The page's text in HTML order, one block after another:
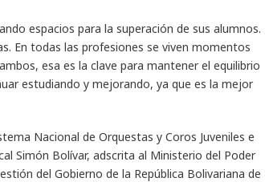
espacios para la superación de sus alumnos.
En todas las profesiones se viven momentos
esa es la clave para mantener el equilibrio
estudiando y mejorando, ya que es la mejor
Nacional de Orquestas y Coros Juveniles e
Simón Bolívar, adscrita al Ministerio del Poder
del Gobierno de la República Bolivariana de